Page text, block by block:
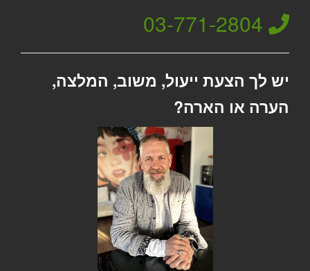
03-771-2804
יש לך הצעת ייעול, משוב, המלצה,
הערה או הארה?